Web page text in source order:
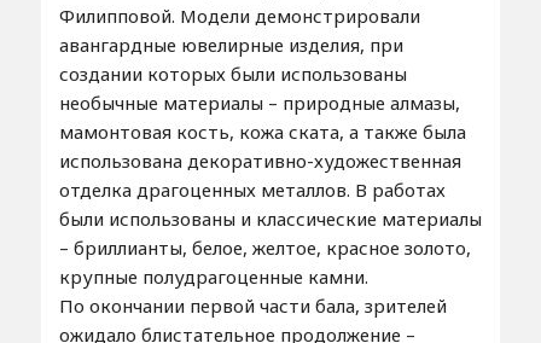
Филипповой. Модели демонстрировали
авангардные ювелирные изделия, при
создании которых были использованы
необычные материалы – природные алмазы,
мамонтовая кость, кожа ската, а также была
использована декоративно-художественная
отделка драгоценных металлов. В работах
были использованы и классические материалы
– бриллианты, белое, желтое, красное золото,
крупные полудрагоценные камни.
По окончании первой части бала, зрителей
ожидало блистательное продолжение –